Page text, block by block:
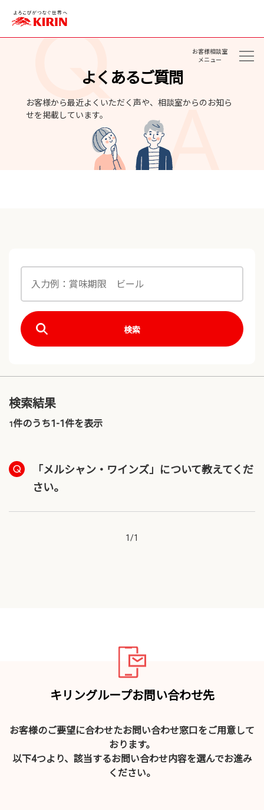
よくあるご質問
お客様から最近よくいただく声や、相談室からのお知ら
せを掲載しています。
お客様相談室
メニュー
検索
検索結果
1件のうち1-1件を表示
「メルシャン・ワインズ」について教えてくだ
さい。
1/1
キリングループお問い合わせ先
お客様のご要望に合わせたお問い合わせ窓口をご用意して
おります。
以下4つより、該当するお問い合わせ内容を選んでお進み
ください。